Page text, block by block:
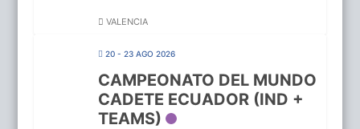
VALENCIA
20 - 23 AGO 2026
CAMPEONATO DEL MUNDO
CADETE ECUADOR (IND +
TEAMS)